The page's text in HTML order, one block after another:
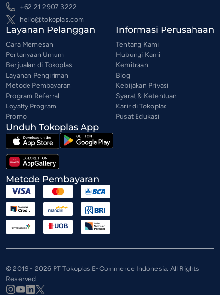
+62 21 2907 3222
hello@tokoplas.com
Layanan Pelanggan
Cara Memesan
Pertanyaan Umum
Berjualan di Tokoplas
Layanan Pengiriman
Metode Pembayaran
Program Referral
Loyalty Program
Promo
Informasi Perusahaan
Tentang Kami
Hubungi Kami
Kemitraan
Blog
Kebijakan Privasi
Syarat & Ketentuan
Karir di Tokoplas
Pusat Edukasi
Unduh Tokoplas App
Metode Pembayaran
© 2019 - 2026 PT Tokoplas E-Commerce Indonesia. All Rights
Reserved